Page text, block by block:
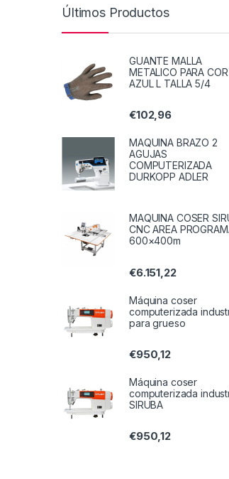
Últimos Productos
GUANTE MALLA
METALICO PARA
AZUL L TALLA 5/4
€102,96
MAQUINA BRAZO 2
AGUJAS
COMPUTERIZADA
DURKOPP ADLER
MAQUINA COSER
CNC AREA
600×400m
€6.151,22
Máquina coser
computerizada
para grueso
€950,12
Máquina coser
computerizada
SIRUBA
€950,12